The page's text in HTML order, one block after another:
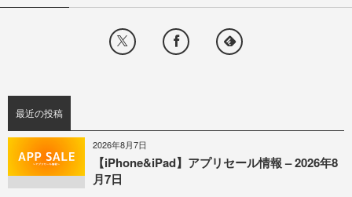
最近の投稿
2026年8月7日
【iPhone&iPad】アプリセール情報 – 2026年8
月7日